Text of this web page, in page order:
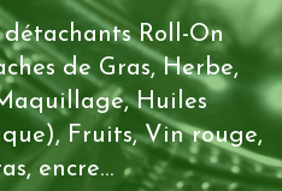
Roll-On
de Gras, Herbe,
Huiles
Fruits, Vin rouge,
encre...